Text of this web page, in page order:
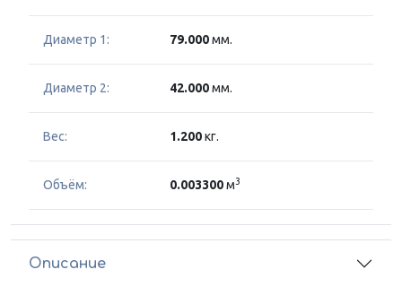
Диаметр 1: 79.000мм.
Диаметр 2: 42.000мм.
Вес: 1.200кг.
Объём: 0.003300м3
Описание